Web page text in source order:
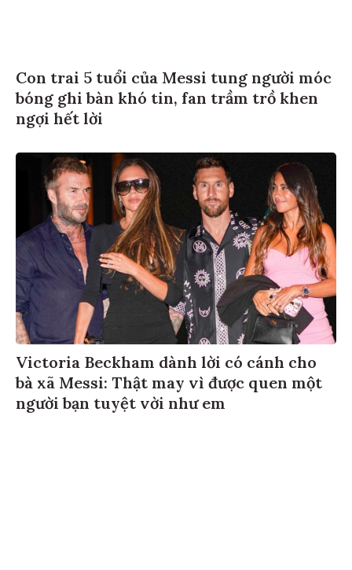
Con trai 5 tuổi của Messi tung người móc
bóng ghi bàn khó tin, fan trầm trồ khen
ngợi hết lời
Victoria Beckham dành lời có cánh cho
bà xã Messi: Thật may vì được quen một
người bạn tuyệt vời như em